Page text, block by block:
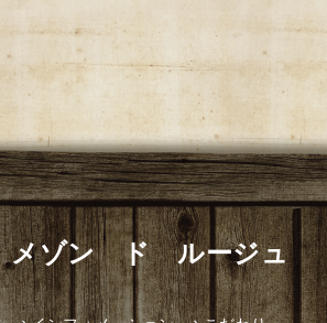
メゾン ド ルージュ